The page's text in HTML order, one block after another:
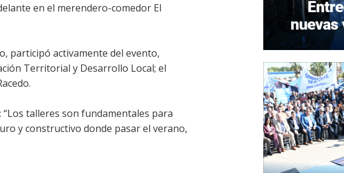
en el merendero-comedor El
participó activamente del evento,
Territorial y Desarrollo Local; el
talleres son fundamentales para
y constructivo donde pasar el verano,